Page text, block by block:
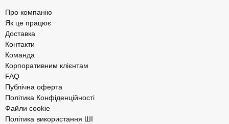
Про компанію
Як це працює
Доставка
Контакти
Команда
Корпоративним клієнтам
FAQ
Публічна оферта
Політика Конфіденційності
Файли cookie
Політика використання ШІ